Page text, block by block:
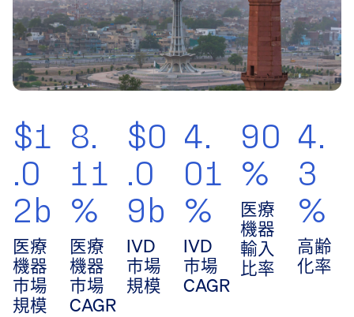
$1
.0
2b
医療
機器
市場
規模
8.
11
%
医療
機器
市場
CAGR
$0
.0
9b
IVD
市場
規模
4.
01
%
IVD
市場
CAGR
90
%
医療
機器
輸入
比率
4.
3
%
高齢
化率